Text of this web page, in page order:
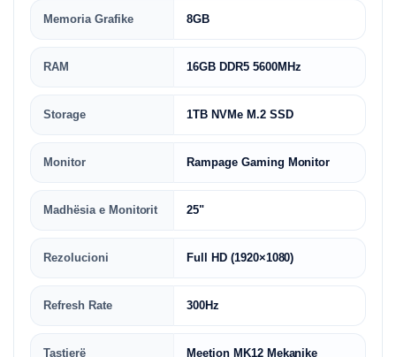
Memoria Grafike 8GB
RAM 16GB DDR5 5600MHz
Storage 1TB NVMe M.2 SSD
Monitor Rampage Gaming Monitor
Madhësia e Monitorit 25"
Rezolucioni Full HD (1920×1080)
Refresh Rate 300Hz
Tastierë Meetion MK12 Mekanike